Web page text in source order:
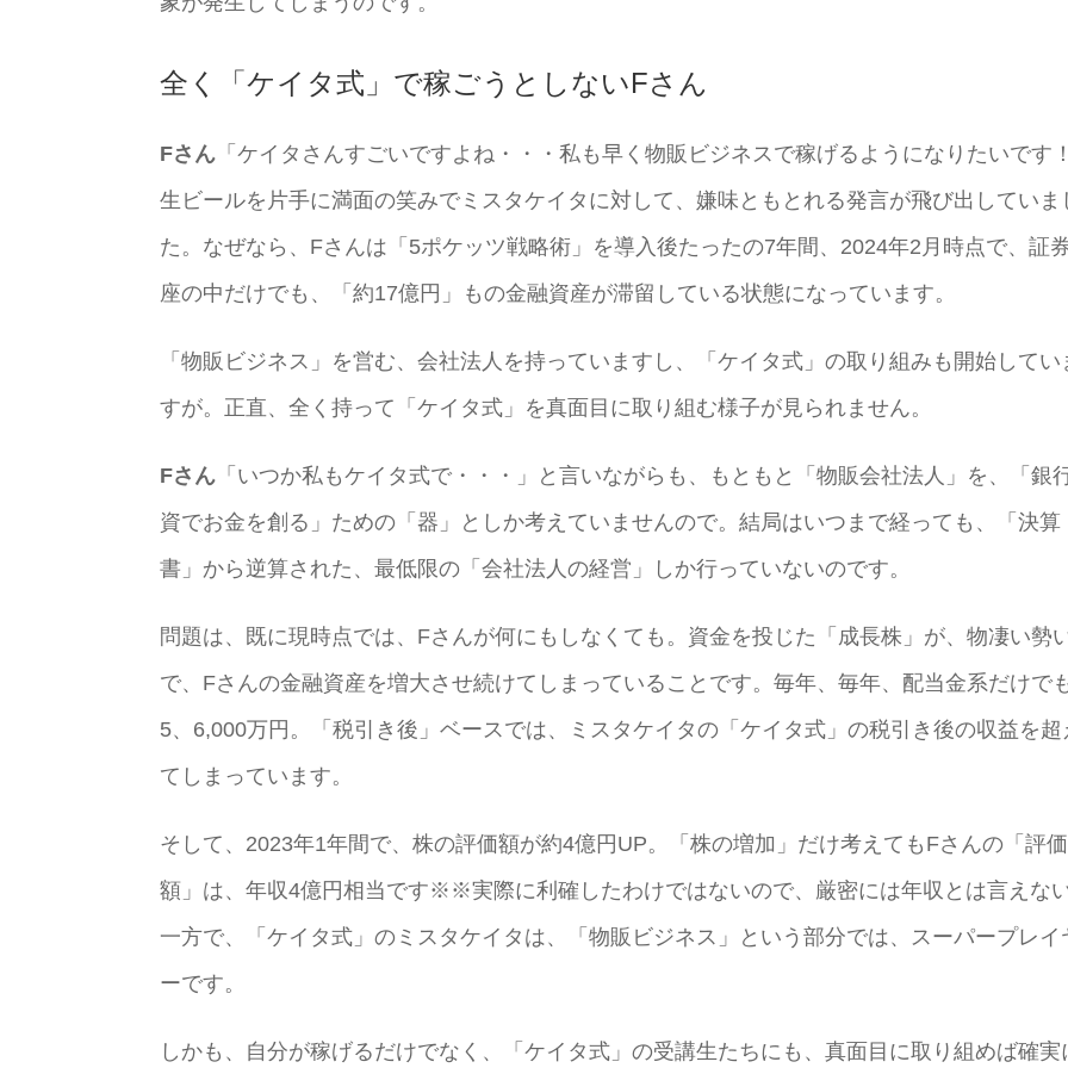
全く「ケイタ式」で稼ごうとしないFさん
Fさん 「ケイタさんすごいですよね・・・私も早く物販ビジネスで稼げるようになりたいです！
生ビールを片手に満面の笑みでミスタケイタに対して、嫌味ともとれる発言が飛び出していま
た。なぜなら、Fさんは「5ポケッツ戦略術」を導入後たったの7年間、2024年2月時点で、証
座の中だけでも、「約17億円」もの金融資産が滞留している状態になっています。
「物販ビジネス」を営む、会社法人を持っていますし、「ケイタ式」の取り組みも開始してい
すが。正直、全く持って「ケイタ式」を真面目に取り組む様子が見られません。
Fさん 「いつか私もケイタ式で・・・」と言いながらも、もともと「物販会社法人」を、「銀
資でお金を創る」ための「器」としか考えていませんので。結局はいつまで経っても、「決算
書」から逆算された、最低限の「会社法人の経営」しか行っていないのです。
問題は、既に現時点では、Fさんが何にもしなくても。資金を投じた「成長株」が、物凄い勢
で、Fさんの金融資産を増大させ続けてしまっていることです。毎年、毎年、配当金系だけで
5、6,000万円。「税引き後」ベースでは、ミスタケイタの「ケイタ式」の税引き後の収益を超
てしまっています。
そして、2023年1年間で、株の評価額が約4億円UP。「株の増加」だけ考えてもFさんの「評価
額」は、年収4億円相当です※※実際に利確したわけではないので、厳密には年収とは言えな
一方で、「ケイタ式」のミスタケイタは、「物販ビジネス」という部分では、スーパープレイ
ーです。
しかも、自分が稼げるだけでなく、「ケイタ式」の受講生たちにも、真面目に取り組めば確実